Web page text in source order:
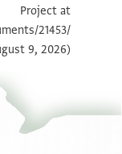
بيان أذونات الصورة
Project at
21453/
9, 2026).